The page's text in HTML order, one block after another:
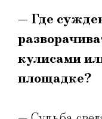
— Где
кулисами
площадке?